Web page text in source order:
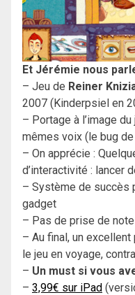
Et Jérémie nous
– Jeu de Reiner
2007 (Kinderpsiel en
– Portage à l’image
mêmes voix (le bug
– On apprécie :
d’interactivité : lancer
– Système de succès
gadget
– Pas de prise de
– Au final, un
le jeu en voyage,
– Un must si vous
– 3,99€ sur iPad